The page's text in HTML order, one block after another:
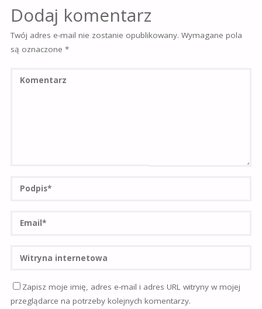
Dodaj komentarz
Twój adres e-mail nie zostanie opublikowany. Wymagane pola
są oznaczone *
Zapisz moje imię, adres e-mail i adres URL witryny w mojej
przeglądarce na potrzeby kolejnych komentarzy.